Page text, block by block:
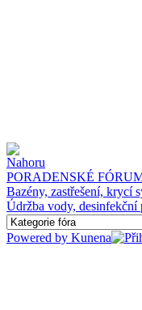
PORADENSKÉ
Bazény, zastřešení, krycí
Údržba vody, desinfekční
Powered by Kunena